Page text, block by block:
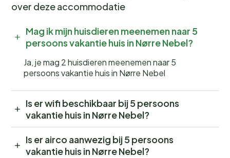
over deze accommodatie
Mag ik mijn huisdieren meenemen naar 5
persoons vakantie huis in Nørre Nebel?
Ja, je mag 2 huisdieren meenemen naar 5
persoons vakantie huis in Nørre Nebel
Is er wifi beschikbaar bij 5 persoons
vakantie huis in Nørre Nebel?
Is er airco aanwezig bij 5 persoons
vakantie huis in Nørre Nebel?